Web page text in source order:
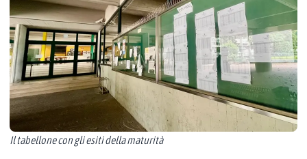
Il tabellone con gli esiti della maturità